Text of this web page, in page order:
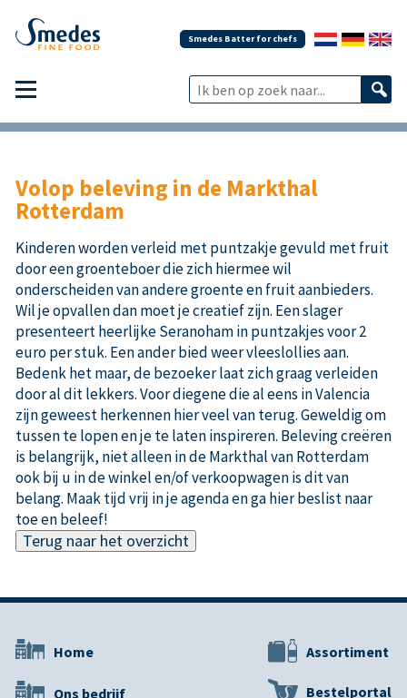
Smedes Batter for chefs
Volop beleving in de Markthal
Rotterdam
Kinderen worden verleid met puntzakje gevuld met fruit
door een groenteboer die zich hiermee wil
onderscheiden van andere groente en fruit aanbieders.
Wil je opvallen dan moet je creatief zijn. Een slager
presenteert heerlijke Seranoham in puntzakjes voor 2
euro per stuk. Een ander bied weer vleeslollies aan.
Bedenk het maar, de bezoeker laat zich graag verleiden
door al dit lekkers. Voor diegene die al eens in Valencia
zijn geweest herkennen hier veel van terug. Geweldig om
tussen te lopen en je te laten inspireren. Beleving creëren
is belangrijk, niet alleen in de Markthal van Rotterdam
ook bij u in de winkel en/of verkoopwagen is dit van
belang. Maak tijd vrij in je agenda en ga hier beslist naar
toe en beleef!
Terug naar het overzicht
Home
Ons bedrijf
Assortiment
Bestelportal